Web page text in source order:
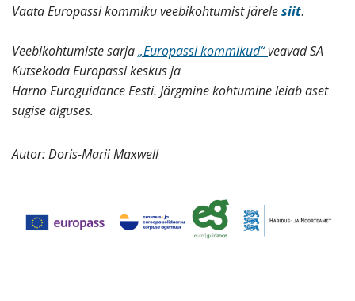
Vaata Europassi kommiku veebikohtumist järelesiit.
Veebikohtumiste sarja„Europassi kommikud“veavad SA
Kutsekoda Europassi keskus ja
Harno Euroguidance Eesti. Järgmine kohtumine leiab aset
sügise alguses.
Autor: Doris-Marii Maxwell